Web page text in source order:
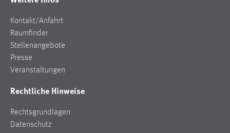
Kontakt/Anfahrt
Raumfinder
Stellenangebote
Presse
Veranstaltungen
Rechtliche Hinweise
Rechtsgrundlagen
Datenschutz